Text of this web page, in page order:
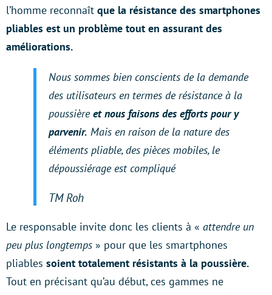
l’homme reconnaît que la résistance des smartphones
pliables est un problème tout en assurant des
améliorations.
Nous sommes bien conscients de la demande
des utilisateurs en termes de résistance à la
poussièreet nous faisons des efforts pour y
parvenir. Mais en raison de la nature des
éléments pliable, des pièces mobiles, le
dépoussiérage est compliqué
TM Roh
Le responsable invite donc les clients à « attendre un
peu plus longtemps » pour que les smartphones
pliables soient totalement résistants à la poussière.
Tout en précisant qu’au début, ces gammes ne